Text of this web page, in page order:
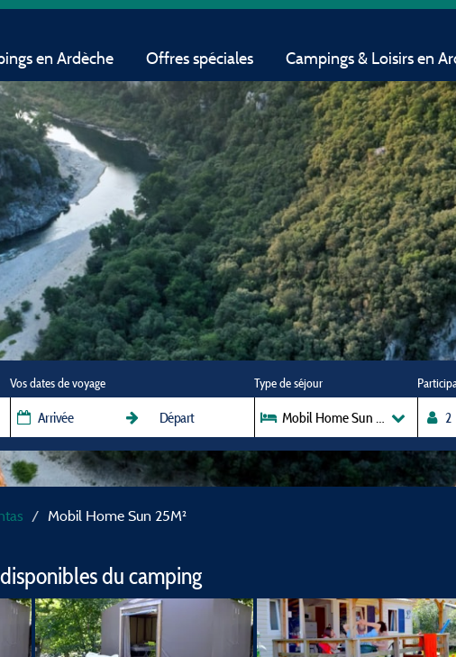
en Ardèche Offres spéciales Campings & Loisirs en
Vos dates de voyage Type de séjour
Mobil Home Sun 25M²
Mobil Home Sun 25M²
du camping